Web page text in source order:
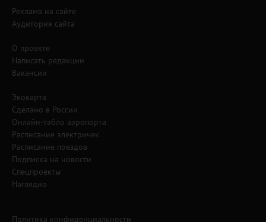
Реклама на сайте
Аудитория сайта
О проекте
Написать редакции
Вакансии
Экокарта
Сделано в России
Онлайн-табло аэропорта
Расписание электричек
Расписание поездов
Подписка на новости
Спецпроекты
Наглядно
Политика конфиденциальности